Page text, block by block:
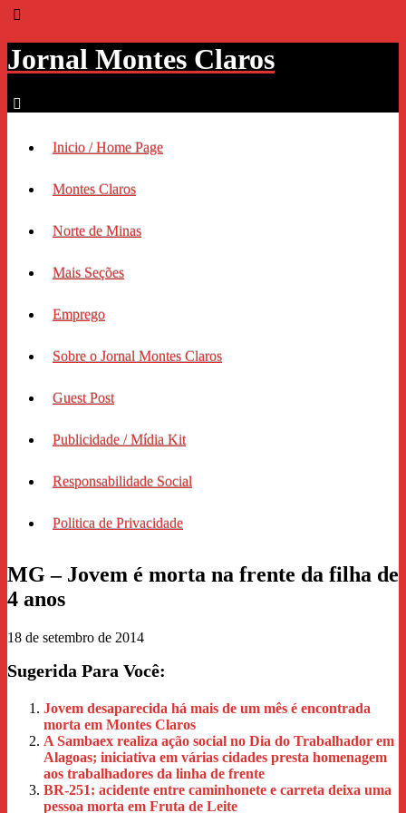
Jornal Montes Claros
Inicio / Home Page
Montes Claros
Norte de Minas
Mais Seções
Emprego
Sobre o Jornal Montes Claros
Guest Post
Publicidade / Mídia Kit
Responsabilidade Social
Politica de Privacidade
MG – Jovem é morta na frente da filha de
4 anos
18 de setembro de 2014
Sugerida Para Você:
Jovem desaparecida há mais de um mês é encontrada
morta em Montes Claros
A Sambaex realiza ação social no Dia do Trabalhador em
Alagoas; iniciativa em várias cidades presta homenagem
aos trabalhadores da linha de frente
BR-251: acidente entre caminhonete e carreta deixa uma
pessoa morta em Fruta de Leite